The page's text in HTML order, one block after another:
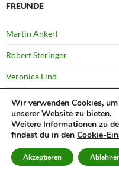
FREUNDE
Martin Ankerl
Robert Steringer
Veronica Lind
Yussi Pick
©Bernhard
Kabelka2007 – 2026
Wir verwenden Cookies,
unserer Website zu bieten.
Weitere Informationen zu
findest du in den Cookie-
Akzeptieren